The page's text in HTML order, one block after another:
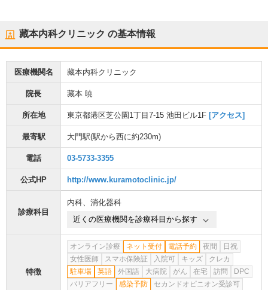
藏本内科クリニック の基本情報
医療機関名 藏本内科クリニック
院長 藏本 暁
所在地 東京都港区芝公園1丁目7-15 池田ビル1F [アクセス]
最寄駅 大門駅(駅から西に約230m)
電話 03-5733-3355
公式HP http://www.kuramotoclinic.jp/
診療科目
内科、 消化器科
近くの医療機関を診療科目から探す
特徴
オンライン診療 ネット受付 電話予約 夜間
日祝
女性医師
スマホ保険証 入院可 キッズ
クレカ
駐車場
英語 外国語 大病院 がん 在宅 訪問
DPC
バリアフリー
感染予防
セカンドオピニオン受診可